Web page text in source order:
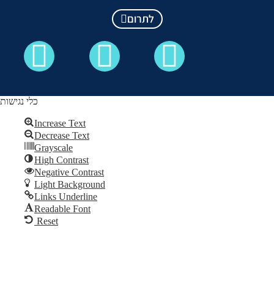
לתרום
Skip to content
toolbar
כלי נגישות
Increase Text
Decrease Text
Grayscale
High Contrast
Negative Contrast
Light Background
Links Underline
Readable Font
Reset